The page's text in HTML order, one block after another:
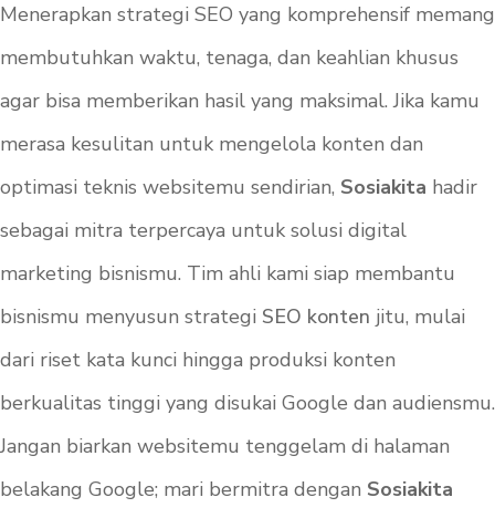
Menerapkan strategi SEO yang komprehensif memang
membutuhkan waktu, tenaga, dan keahlian khusus
agar bisa memberikan hasil yang maksimal. Jika kamu
merasa kesulitan untuk mengelola konten dan
optimasi teknis websitemu sendirian, Sosiakita hadir
sebagai mitra terpercaya untuk solusi digital
marketing bisnismu. Tim ahli kami siap membantu
bisnismu menyusun strategi SEO konten jitu, mulai
dari riset kata kunci hingga produksi konten
berkualitas tinggi yang disukai Google dan audiensmu.
Jangan biarkan websitemu tenggelam di halaman
belakang Google; mari bermitra dengan Sosiakita